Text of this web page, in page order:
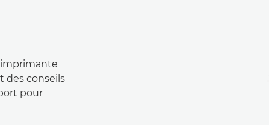
imprimante
des conseils
pour